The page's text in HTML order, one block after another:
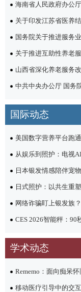
海南省人民政府办公厅印发《关
关于印发江苏省医养
国务院关于推进服务
关于推进互助性养老
山西省深化养老服务
中共中央办公厅 国务院办公
国际动态
美国数字营养平台跑
从娱乐到照护：电视
日本银发情感陪伴宠
日式照护：以共生重
网络诈骗盯上银发族
CES 2026智能秤：90
学术动态
Rememo：面向痴呆
移动医疗引导中的交互反馈对